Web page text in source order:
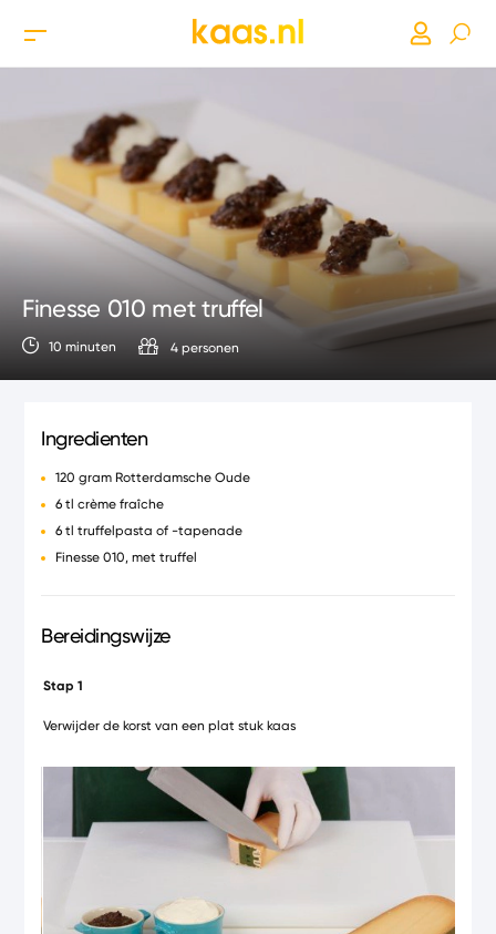
Finesse 010 met truffel
10 minuten 4 personen
Ingredienten
120 gram Rotterdamsche Oude
6 tl crème fraîche
6 tl truffelpasta of -tapenade
Finesse 010, met truffel
Bereidingswijze
Stap 1
Verwijder de korst van een plat stuk kaas